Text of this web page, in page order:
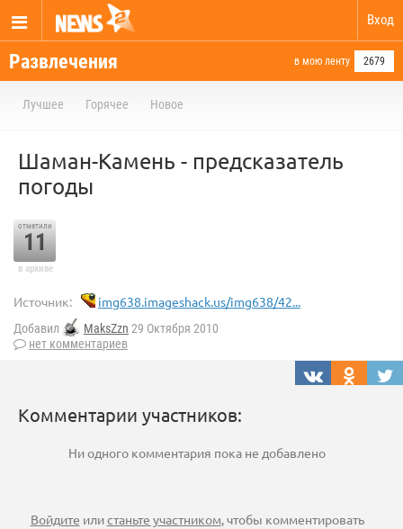
Вход
Развлечения в мою ленту 2679
Лучшее Горячее Новое
Шаман-Камень - предсказатель
погоды
отметили
11
в архиве
Источник: img638.imageshack.us/img638/42...
Добавил MaksZzn 29 Октября 2010
нет комментариев
Комментарии участников:
Ни одного комментария пока не добавлено
Войдите илистаньте участником, чтобы комментировать